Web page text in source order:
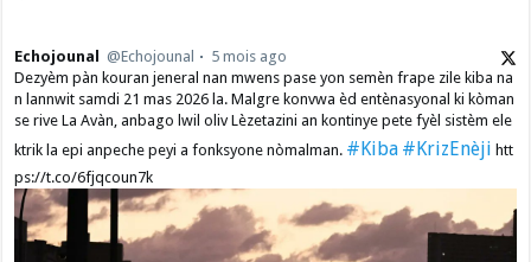
Echojounal @Echojounal
5 mois ago
Dezyèm pàn kouran jeneral nan mwens pase yon semèn frape zile kiba na
n lannwit samdi 21 mas 2026 la. Malgre konvwa èd entènasyonal ki kòman
se rive La Avàn, anbago lwil oliv Lèzetazini an kontinye pete fyèl sistèm ele
ktrik la epi anpeche peyi a fonksyone nòmalman. #Kiba #KrizEnèji htt
ps://t.co/6fjqcoun7k